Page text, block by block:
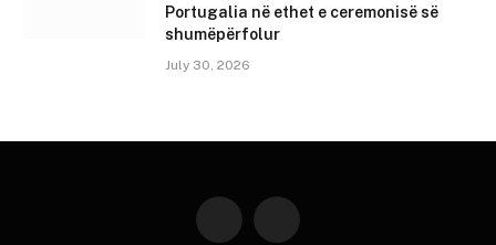
Portugalia në ethet e ceremonisë së
shumëpërfolur
July 30, 2026
Instagram YouTube